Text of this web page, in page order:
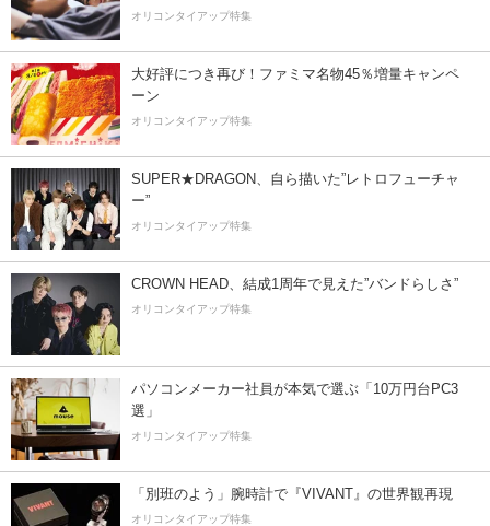
オリコンタイアップ特集
大好評につき再び！ファミマ名物45％増量キャンペ
ーン
オリコンタイアップ特集
SUPER★DRAGON、自ら描いた”レトロフューチャ
ー”
オリコンタイアップ特集
CROWN HEAD、結成1周年で見えた”バンドらしさ”
オリコンタイアップ特集
パソコンメーカー社員が本気で選ぶ「10万円台PC3
選」
オリコンタイアップ特集
「別班のよう」腕時計で『VIVANT』の世界観再現
オリコンタイアップ特集